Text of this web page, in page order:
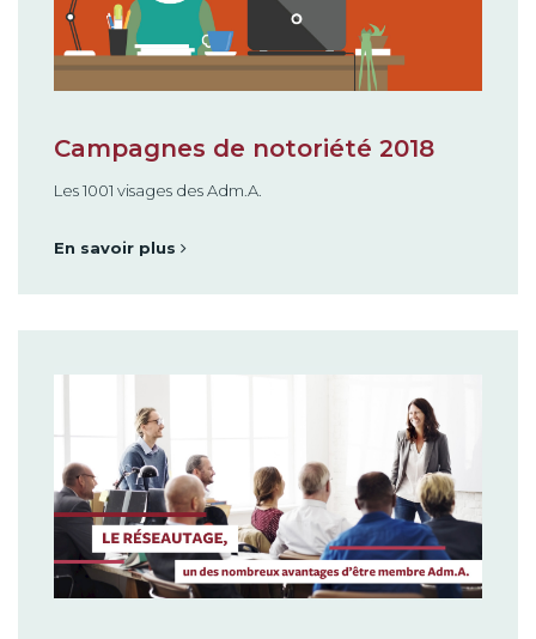
Campagnes de notoriété 2018
Les 1001 visages des Adm.A.
En savoir plus